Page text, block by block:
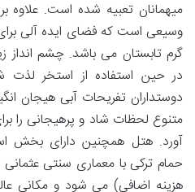
میهمانان تعبیه شده است. علاوه
وسیعی است که فضای ایده آلی
گرم تابستان می باشد. چشم انداز
در حین استفاده از استخر لذت
دوستداران تفریحات آبی هیجان
متنوع لحظات شاد و پرهیجانی را
آورد. هتل همچنین دارای بخش
حمام ترکی با معماری سنتی عثمانی
هزینه اضافی) می شود و مکانی